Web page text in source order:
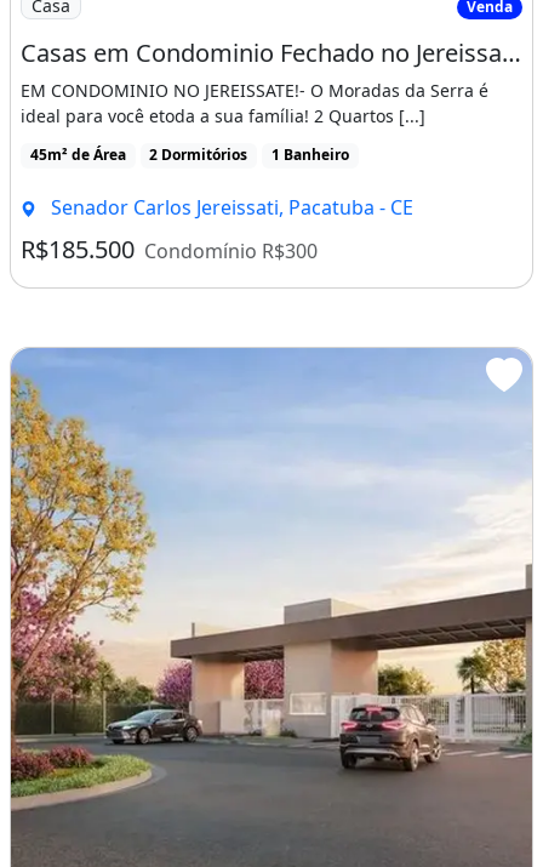
Casa Venda
Casas em Condominio Fechado no Jereissate 3, Entrada Facilitada em Ate 60X, Aproveite!
EM CONDOMINIO NO JEREISSATE!- O Moradas da Serra é
ideal para você etoda a sua família! 2 Quartos [...]
45m² de Área 2 Dormitórios 1 Banheiro
Senador Carlos Jereissati, Pacatuba - CE
R$185.500 Condomínio R$300